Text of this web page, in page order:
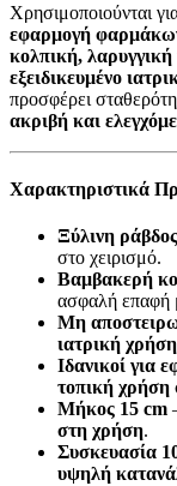
Χρησιμοποιούνται
εφαρμογή
κολπική,
εξειδικευμένο
προσφέρει
ακριβή και
Χαρακτηριστικά
Ξύλινη
στο χειρισμό.
Βαμβακερή
ασφαλή επαφή
Μη
ιατρική
Ιδανικοί για
τοπική χρήση
Μήκος 15 cm
στη χρήση.
Συσκευασία
υψηλή